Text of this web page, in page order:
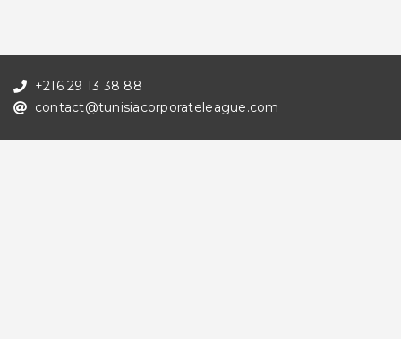
+216 29 13 38 88
contact@tunisiacorporateleague.com